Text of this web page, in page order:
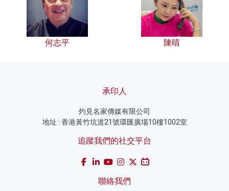
何志平 陳晴
承印人
灼見名家傳媒有限公司
地址 : 香港黃竹坑道21號環匯廣場10樓1002室
追蹤我們的社交平台
聯絡我們